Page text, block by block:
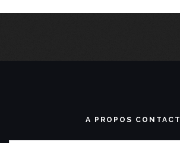
A PROPOS CONTACT